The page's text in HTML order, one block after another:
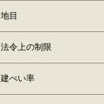
地目
法令上の制限
建ぺい率